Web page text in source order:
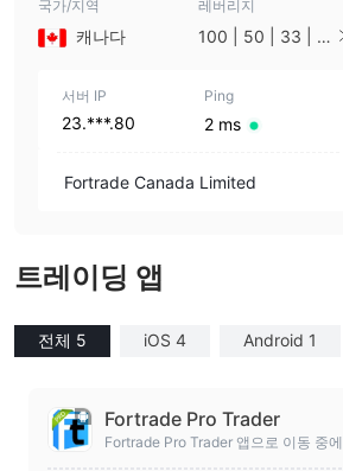
국가/지역
캐나다
레버리지
100 | 50 | 33 | 2
서버 IP
23.***.80
Ping
2 ms
Fortrade Canada Limited
트레이딩 앱
전체 5 iOS 4 Android 1
Fortrade Pro Trader
Fortrade Pro Trader 앱으로 이동 중에